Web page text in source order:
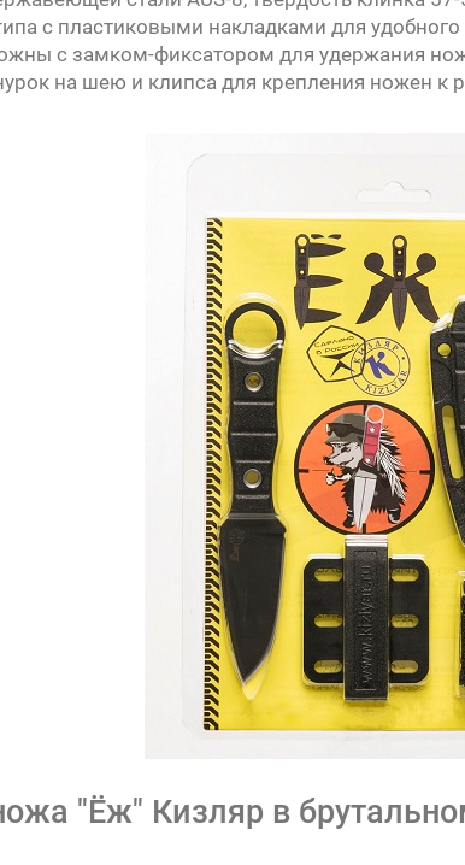
с пластиковыми накладками для удобного
с замком-фиксатором для удержания
на шею и клипса для крепления ножен к
"Ёж" Кизляр в